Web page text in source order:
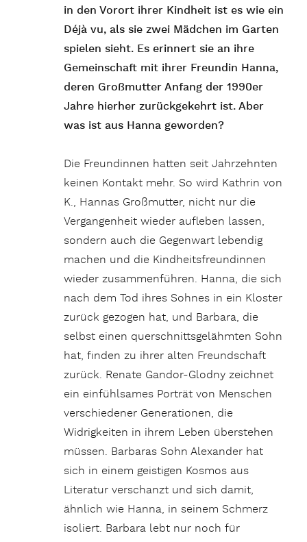
in den Vorort ihrer Kindheit ist es wie ein
Déjà vu, als sie zwei Mädchen im Garten
spielen sieht. Es erinnert sie an ihre
Gemeinschaft mit ihrer Freundin Hanna,
deren Großmutter Anfang der 1990er
Jahre hierher zurückgekehrt ist. Aber
was ist aus Hanna geworden?
Die Freundinnen hatten seit Jahrzehnten
keinen Kontakt mehr. So wird Kathrin von
K., Hannas Großmutter, nicht nur die
Vergangenheit wieder aufleben lassen,
sondern auch die Gegenwart lebendig
machen und die Kindheitsfreundinnen
wieder zusammenführen. Hanna, die sich
nach dem Tod ihres Sohnes in ein Kloster
zurück gezogen hat, und Barbara, die
selbst einen querschnittsgelähmten Sohn
hat, finden zu ihrer alten Freundschaft
zurück. Renate Gandor-Glodny zeichnet
ein einfühlsames Porträt von Menschen
verschiedener Generationen, die
Widrigkeiten in ihrem Leben überstehen
müssen. Barbaras Sohn Alexander hat
sich in einem geistigen Kosmos aus
Literatur verschanzt und sich damit,
ähnlich wie Hanna, in seinem Schmerz
isoliert. Barbara lebt nur noch für